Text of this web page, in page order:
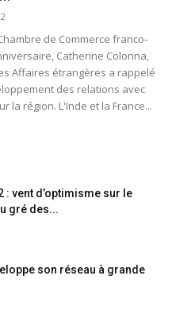
de Commerce franco-
Catherine Colonna,
Affaires étrangères a rappelé
des relations avec
la région. L'Inde et la France...
: vent d’optimisme sur le
gré des...
son réseau à grande